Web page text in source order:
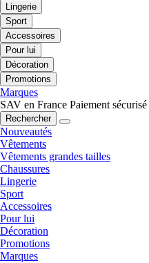
Lingerie
Sport
Accessoires
Pour lui
Décoration
Promotions
Marques
SAV en France Paiement sécurisé
Rechercher
Nouveautés
Vêtements
Vêtements grandes tailles
Chaussures
Lingerie
Sport
Accessoires
Pour lui
Décoration
Promotions
Marques